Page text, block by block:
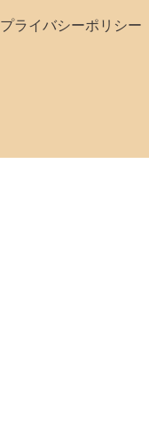
プライバシーポリシー